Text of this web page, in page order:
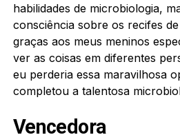
habilidades de microbiologia,
consciência sobre os recifes
graças aos meus meninos
ver as coisas em diferentes
eu perderia essa maravilhosa
completou a talentosa
Vencedora